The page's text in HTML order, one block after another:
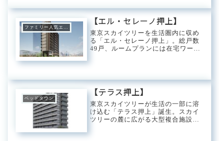
メ横」も普段遣いできる距離に収ま
るエリア。休日は少し足を伸ばして
浅草散策も楽しめ...
【エル・セレーノ押上】
東京スカイツリーを生活圏内に収め
る「エル・セレーノ押上」。総戸数
49戸、ルームプランには在宅ワーク
お店が並ぶ「東京ミズマチ」やスカ
イツリー...
ベッドタウン
【テラス押上】
東京スカイツリーが生活の一部に溶
け込む「テラス押上」誕生。スカイ
ツリーの麓に広がる大型複合施設